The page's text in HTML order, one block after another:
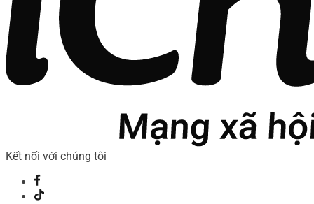
Kết nối với chúng tôi